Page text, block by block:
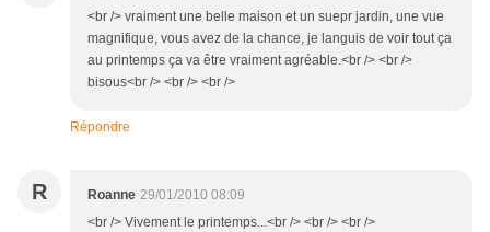
<br /> vraiment une belle maison et un suepr jardin, une vue
magnifique, vous avez de la chance, je languis de voir tout ça
au printemps ça va être vraiment agréable.<br /> <br />
bisous<br /> <br /> <br />
Répondre
R Roanne 29/01/2010 08:09
<br /> Vivement le printemps...<br /> <br /> <br />